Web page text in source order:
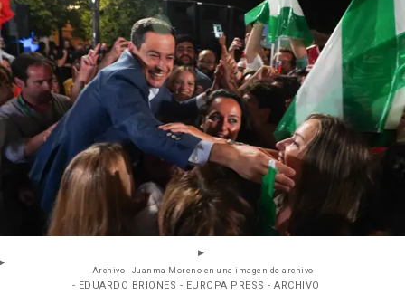
Archivo - Juanma Moreno en una imagen de archivo
- EDUARDO BRIONES - EUROPA PRESS - ARCHIVO